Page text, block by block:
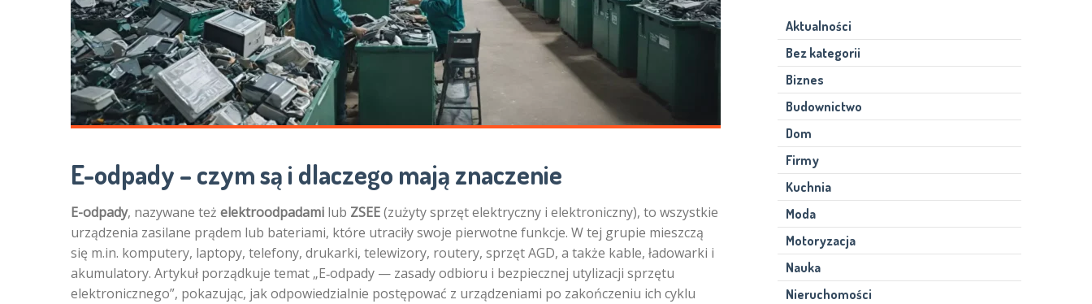
E-odpady – czym są i dlaczego mają znaczenie
E-odpady, nazywane też elektroodpadami lub ZSEE(zużyty sprzęt elektryczny i elektroniczny), to wszystkie
urządzenia zasilane prądem lub bateriami, które utraciły swoje pierwotne funkcje. W tej grupie mieszczą
się m.in. komputery, laptopy, telefony, drukarki, telewizory, routery, sprzęt AGD, a także kable, ładowarki i
akumulatory. Artykuł porządkuje temat „E‑odpady — zasady odbioru i bezpiecznej utylizacji sprzętu
elektronicznego”, pokazując, jak odpowiedzialnie postępować z urządzeniami po zakończeniu ich cyklu
Aktualności
Bez kategorii
Biznes
Budownictwo
Dom
Firmy
Kuchnia
Moda
Motoryzacja
Nauka
Nieruchomości